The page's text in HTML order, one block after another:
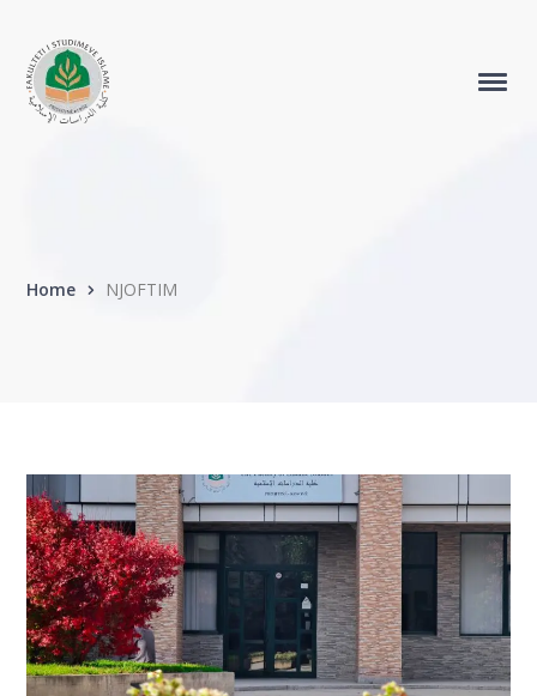
Home NJOFTIM